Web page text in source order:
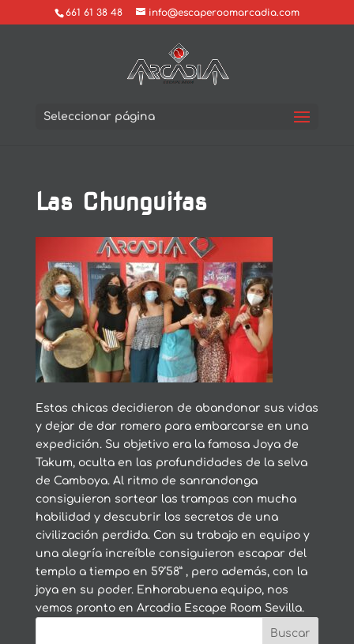
661 61 38 48 info@escaperoomarcadia.com
Seleccionar página
Las Chunguitas
Estas chicas decidieron de abandonar sus vidas
y dejar de dar romero para embarcarse en una
expedición. Su objetivo era la famosa Joya de
Takum, oculta en las profundidades de la selva
de Camboya. Al ritmo de sanrandonga
consiguieron sortear las trampas con mucha
habilidad y descubrir los secretos de una
civilización perdida. Con su trabajo en equipo y
una alegría increíble consiguieron escapar del
templo a tiempo en 59’58” , pero además, con la
joya en su poder. Enhorabuena equipo, nos
vemos pronto en Arcadia Escape Room Sevilla.